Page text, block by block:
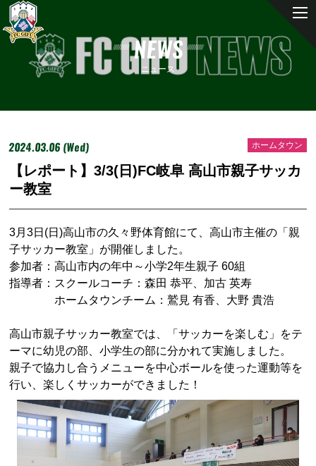
NEWS
ニュース
2024.03.06 (Wed) ホームタウン
【レポート】3/3(日)FC岐阜 高山市親子サッカ
ー教室
3月3日(日)高山市の久々野体育館にて、高山市主催の「親
子サッカー教室」が開催しました。
参加者：高山市内の年中～小学2年生親子 60組
指導者： スクールコーチ：森田 恭平、加古 英寿
ホームタウンチーム：鷲見 有香、大野 貴浩
高山市親子サッカー教室では、「サッカーを楽しむ」をテ
ーマに幼児の部、小学生の部に分かれて実施しました。
親子で協力し合うメニューを中心ボールを使った運動等を
行い、楽しくサッカーができました！